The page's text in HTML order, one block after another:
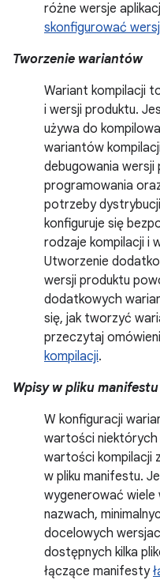
różne wersje
skonfigurować
Tworzenie wariantów
Wariant kompilacji
i wersji produktu.
używa do
wariantów
debugowania
programowania
potrzeby
konfiguruje się
rodzaje kompilacji i
Utworzenie
wersji produktu
dodatkowych
się, jak tworzyć
przeczytaj
kompilacji.
Wpisy w pliku manifestu
W konfiguracji
wartości niektórych
wartości kompilacji
w pliku manifestu.
wygenerować
nazwach,
docelowych
dostępnych kilka
łączące manifesty